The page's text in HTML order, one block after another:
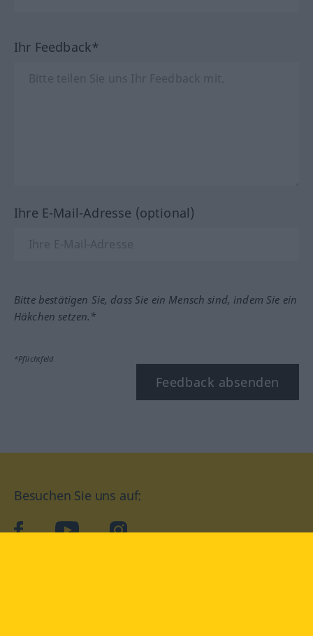
Ihr Feedback*
Ihre E-Mail-Adresse (optional)
Bitte bestätigen Sie, dass Sie ein Mensch sind, indem Sie ein
Häkchen setzen.*
*Pflichtfeld
Feedback absenden
Besuchen Sie uns auf:
facebookYouTube Instagram